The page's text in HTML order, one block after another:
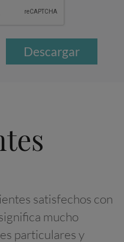
Descargar
satisfechos con
mucho
particulares y